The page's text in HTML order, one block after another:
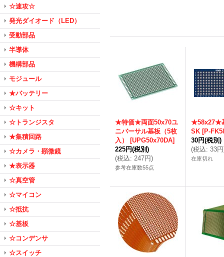
☆速攻☆
発光ダイオード（LED）
受動部品
半導体
機構部品
モジュール
★バッテリー
☆キット
☆トランジスタ
★集積回路
☆カメラ・顕微鏡
★表示器
☆真空管
☆マイコン
☆抵抗
☆基板
☆コンデンサ
☆スイッチ
★特価★両面50x70ユ
ニバーサル基板（5枚
入）
[UPG50x70DA]
225円(税別)
(税込: 247円)
参考在庫数55点
★58x27★
SK [P-
30円(税別)
(税込: 33円
在庫切れ